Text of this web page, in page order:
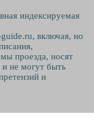
индексируемая
включая, но
проезда, носят
и не могут быть
и